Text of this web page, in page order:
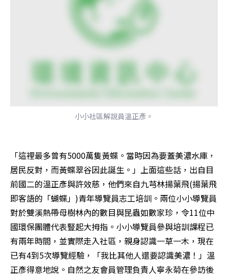
小小社區解說員溫正彥。
「這裡最多曾有5000萬隻黃蝶。當時因為要蓋美濃水庫，
居民反對，而黃蝶翠谷因此誕生。」上面這些話，出自目
前國二的溫正彥與許效慈，他們來自九芎林揚葉飛(揚葉飛
即客語的「蝴蝶」)青年導覽員志工培訓。兩位小小導覽員
對於雙溪熱帶母樹林內的數目與昆蟲如數家珍，令11位中
國環保團體代表豎起大拇指。小小導覽員參與培訓課程已
有兩年時間，並實際走入社區，親身認識一草一木，現在
已有4到5次導覽經驗，「我比其他人還要認識美濃！」溫
正彥得意地說。自然之友會員管理負責人寧永菊在參訪後